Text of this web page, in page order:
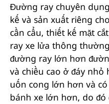
Đường ray chuyên
kế và sản xuất riêng
cần cẩu, thiết kế mặt
ray xe lửa thông
đường ray lớn hơn
và chiều cao ở đáy
uốn cong lớn hơn và
bánh xe lớn hơn, do